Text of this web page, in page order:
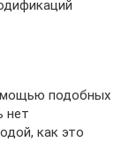
подобных
нет
как это